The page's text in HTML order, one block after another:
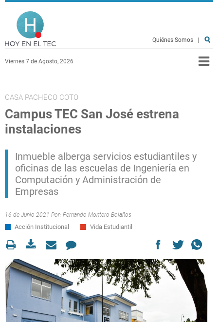
Pasar al contenido principal
Viernes 7 de Agosto, 2026
Quiénes Somos
CASA PACHECO COTO
Campus TEC San José estrena
instalaciones
Inmueble alberga servicios estudiantiles y
oficinas de las escuelas de Ingeniería en
Computación y Administración de
Empresas
16 de Junio 2021 Por: Fernando Montero Bolaños
Acción Institucional Vida Estudiantil